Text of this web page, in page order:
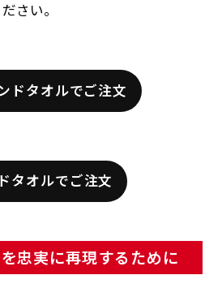
さい。
ドタオルでご注文
タオルでご注文
忠実に再現するために